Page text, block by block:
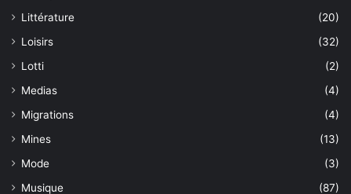
Littérature
(20)
Loisirs
(32)
Lotti
(2)
Medias
(4)
Migrations
(4)
Mines
(13)
Mode
(3)
Musique
(87)